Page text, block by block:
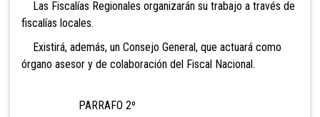
Las Fiscalías Regionales organizarán su trabajo a través de
fiscalías locales.
Existirá, además, un Consejo General, que actuará como
órgano asesor y de colaboración del Fiscal Nacional.
PARRAFO 2º